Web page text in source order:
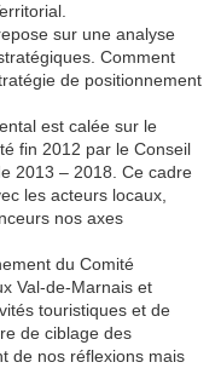
sur une analyse
Comment
de positionnement
est calée sur le
fin 2012 par le Conseil
2013 – 2018. Ce cadre
les acteurs locaux,
nos axes
du Comité
Val-de-Marnais et
touristiques et de
de ciblage des
de nos réflexions mais